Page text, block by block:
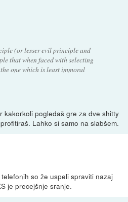
(or lesser evil principle and
that when faced with selecting
one which is least immoral
kakorkoli pogledaš gre za dve shitty
Lahko si samo na slabšem.
so že uspeli spraviti nazaj
je precejšnje sranje.